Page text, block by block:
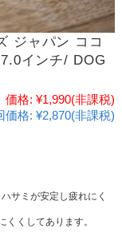
ジャパン ココ
インチ/ DOG
価格: ¥1,990(非課税)
価格: ¥2,870(非課税)
サミが安定し疲れにく
くしてあります。